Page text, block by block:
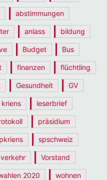
abstimmungen
anlass bildung
Budget Bus
finanzen flüchtling
Gesundheit GV
kriens leserbrief
präsidium
spschweiz
verkehr Vorstand
2020 wohnen